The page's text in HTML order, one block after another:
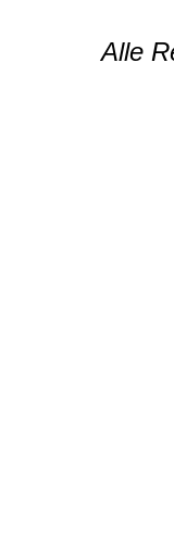
Alle